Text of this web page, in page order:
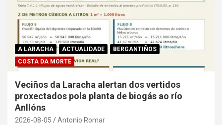
A LARACHA ACTUALIDADE
BERGANTIÑOS
COSTA DA MORTE
Veciños da Laracha alertan dos vertidos
proxectados pola planta de biogás ao río
Anllóns
2026-08-05 Antonio Romar